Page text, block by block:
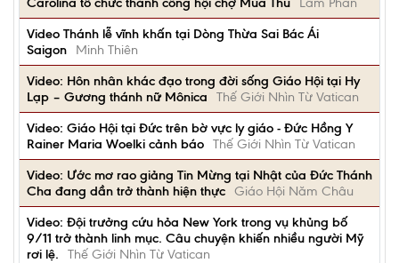
Video Thánh lễ vĩnh khấn tại Dòng Thừa Sai Bác Ái
Saigon
Minh Thiên
Video: Hôn nhân khác đạo trong đời sống Giáo Hội tại Hy
Lạp – Gương thánh nữ Mônica
Thế Giới Nhìn Từ Vatican
Video: Giáo Hội tại Đức trên bờ vực ly giáo - Đức Hồng Y
Rainer Maria Woelki cảnh báo Thế Giới Nhìn Từ Vatican
Video: Ước mơ rao giảng Tin Mừng tại Nhật của Đức Thánh
Cha đang dần trở thành hiện thực Giáo Hội Năm Châu
Video: Đội trưởng cứu hỏa New York trong vụ khủng bố
9/11 trở thành linh mục. Câu chuyện khiến nhiều người Mỹ
rơi lệ.
Thế Giới Nhìn Từ Vatican